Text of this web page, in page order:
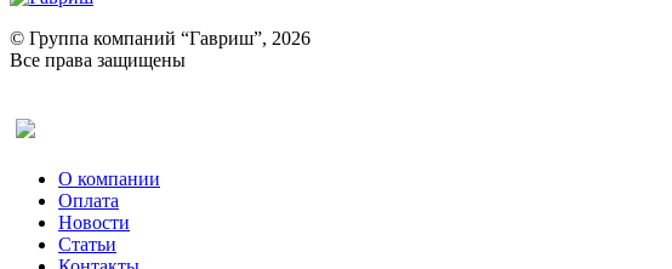
Ревень
Рукола
Рута
Тмин
Трава для чая
Туласи
Укроп
© Группа компаний “Гавриш”, 2026
Все права защищены
О компании
Оплата
Новости
Статьи